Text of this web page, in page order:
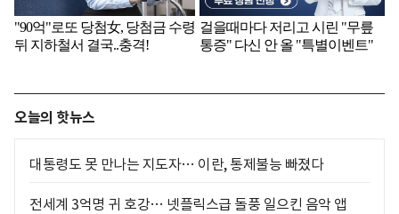
오늘의 핫뉴스
대통령도 못 만나는 지도자… 이란, 통제불능 빠졌다
전세계 3억명 귀 호강… 넷플릭스급 돌풍 일으킨 음악 앱